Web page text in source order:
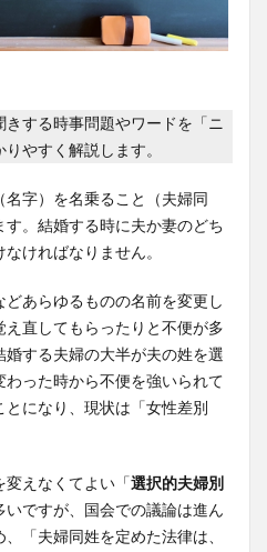
する時事問題やワードを「ニ
やすく解説します。
字）を名乗ること（夫婦同
。結婚する時に夫か妻のどち
ければなりません。
あらゆるものの名前を変更し
直してもらったりと不便が多
する夫婦の大半が夫の姓を選
った時から不便を強いられて
になり、現状は「女性差別
えなくてよい「選択的夫婦別
いですが、国会での議論は進ん
「夫婦同姓を定めた法律は、